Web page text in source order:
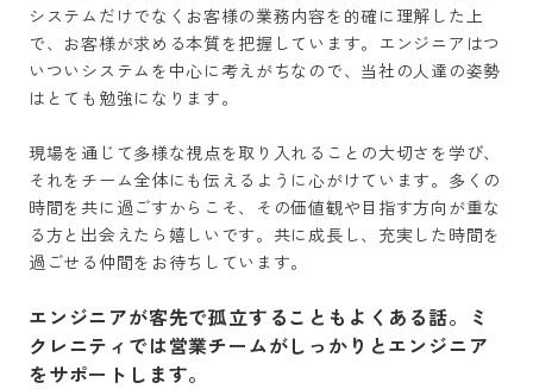
システムだけでなくお客様の業務内容を的確に理解した上
で、お客様が求める本質を把握しています。エンジニアはつ
いついシステムを中心に考えがちなので、当社の人達の姿勢
はとても勉強になります。
現場を通じて多様な視点を取り入れることの大切さを学び、
それをチーム全体にも伝えるように心がけています。多くの
時間を共に過ごすからこそ、その価値観や目指す方向が重な
る方と出会えたら嬉しいです。共に成長し、充実した時間を
過ごせる仲間をお待ちしています。
エンジニアが客先で孤立することもよくある話。ミ
クレニティでは営業チームがしっかりとエンジニア
をサポートします。